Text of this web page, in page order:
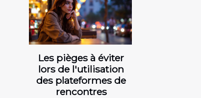
Les pièges à éviter
lors de l'utilisation
des plateformes de
rencontres